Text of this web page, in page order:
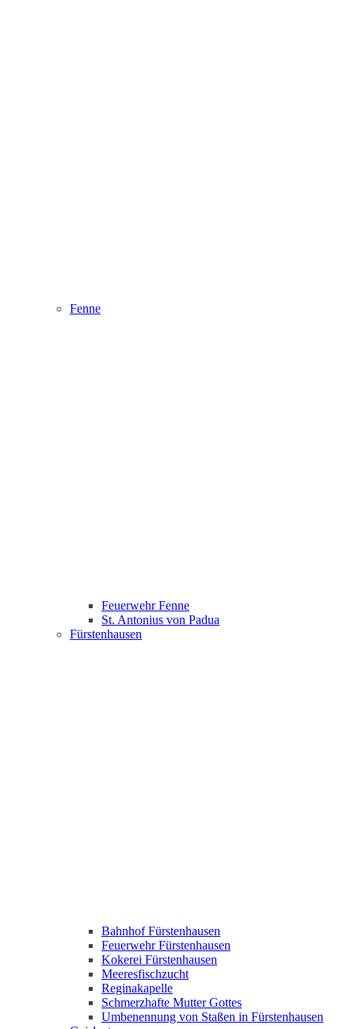
Fenne
Feuerwehr Fenne
St. Antonius von Padua
Fürstenhausen
Bahnhof Fürstenhausen
Feuerwehr Fürstenhausen
Kokerei Fürstenhausen
Meeresfischzucht
Reginakapelle
Schmerzhafte Mutter Gottes
Umbenennung von Staßen in Fürstenhausen